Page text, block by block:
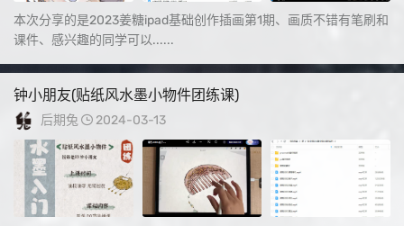
本次分享的是2023姜糖ipad基础创作插画第1期、画质不错有笔刷和
课件、感兴趣的同学可以......
钟小朋友(贴纸风水墨小物件团练课)
后期兔 2024-03-13